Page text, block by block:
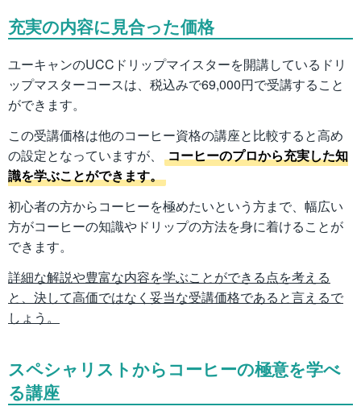
充実の内容に見合った価格
ユーキャンのUCCドリップマイスターを開講しているドリ
ップマスターコースは、税込みで69,000円で受講すること
ができます。
この受講価格は他のコーヒー資格の講座と比較すると高め
の設定となっていますが、
コーヒーのプロから充実した知
識を学ぶことができます。
初心者の方からコーヒーを極めたいという方まで、幅広い
方がコーヒーの知識やドリップの方法を身に着けることが
できます。
詳細な解説や豊富な内容を学ぶことができる点を考える
と、決して高価ではなく妥当な受講価格であると言えるで
しょう。
スペシャリストからコーヒーの極意を学べ
る講座